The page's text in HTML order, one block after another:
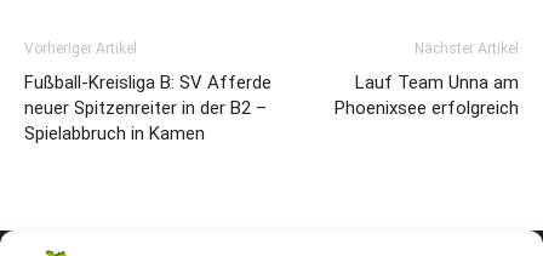
Vorheriger Artikel
Fußball-Kreisliga B: SV Afferde
neuer Spitzenreiter in der B2 –
Spielabbruch in Kamen
Nächster Artikel
Lauf Team Unna am
Phoenixsee erfolgreich